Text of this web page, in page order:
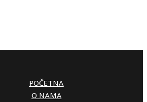
POČETNA
O NAMA